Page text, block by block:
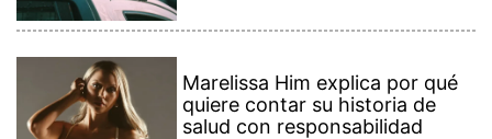
Marelissa Him explica por qué
quiere contar su historia de
salud con responsabilidad